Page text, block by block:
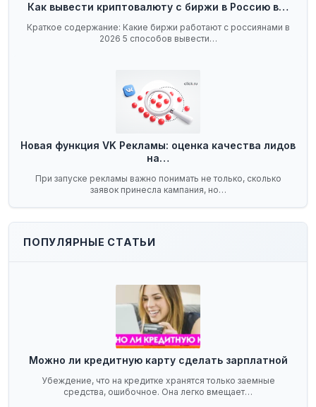
Как вывести криптовалюту с биржи в Россию в…
Краткое содержание: Какие биржи работают с россиянами в
2026 5 способов вывести…
Новая функция VK Рекламы: оценка качества лидов
на…
При запуске рекламы важно понимать не только, сколько
заявок принесла кампания, но…
ПОПУЛЯРНЫЕ СТАТЬИ
Можно ли кредитную карту сделать зарплатной
Убеждение, что на кредитке хранятся только заемные
средства, ошибочное. Она легко вмещает…